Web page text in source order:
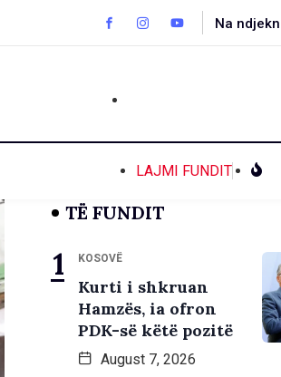
Na
LAJMI FUNDIT
TË FUNDIT
KOSOVË
Kurti i shkruan
Hamzës, ia ofron
PDK-së këtë pozitë
August 7, 2026